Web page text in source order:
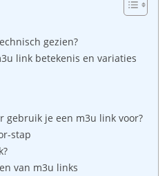
gezien?
link betekenis en variaties
gebruik je een m3u link voor?
stap
van m3u links